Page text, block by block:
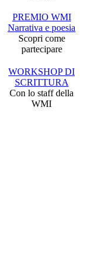
PREMIO WMI
Narrativa e poesia
Scopri come
partecipare
WORKSHOP DI
SCRITTURA
Con lo staff della
WMI